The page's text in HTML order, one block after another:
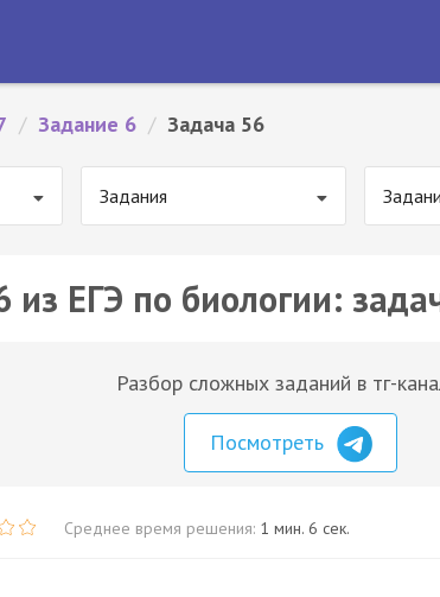
/ Задание 6 / Задача 56
Задания
из ЕГЭ по биологии:
Разбор сложных заданий в тг-
Посмотреть
Среднее время решения: 1 мин. 6 сек.